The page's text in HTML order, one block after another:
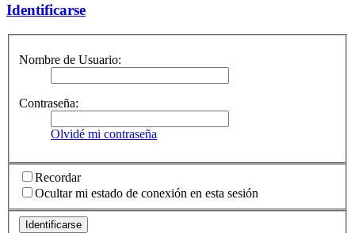
Identificarse
Nombre de Usuario:
Contraseña:
Olvidé mi contraseña
Recordar
Ocultar mi estado de conexión en esta sesión